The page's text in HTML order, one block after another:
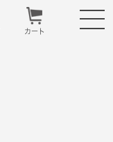
カート